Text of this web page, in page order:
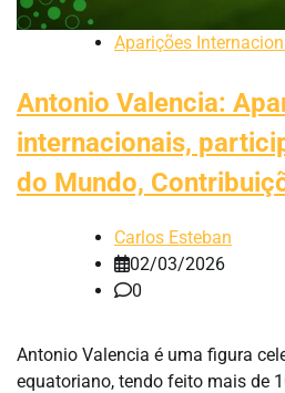
Aparições
Antonio Valencia:
internacionais,
do Mundo,
Carlos Esteban
02/03/2026
0
Antonio Valencia é uma figura
equatoriano, tendo feito mais de